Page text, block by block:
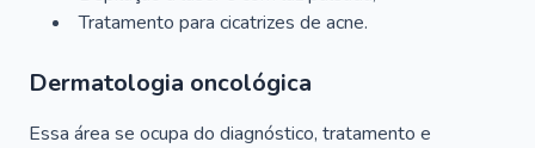
Tratamento para cicatrizes de acne.
Dermatologia oncológica
Essa área se ocupa do diagnóstico, tratamento e